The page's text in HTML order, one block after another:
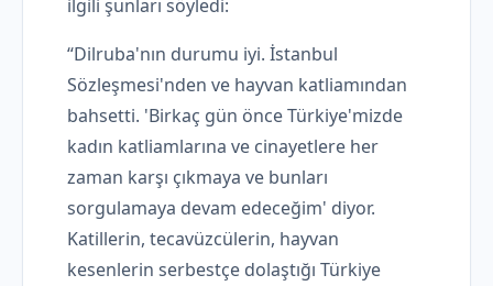
ilgili şunları söyledi:
“Dilruba'nın durumu iyi. İstanbul
Sözleşmesi'nden ve hayvan katliamından
bahsetti. 'Birkaç gün önce Türkiye'mizde
kadın katliamlarına ve cinayetlere her
zaman karşı çıkmaya ve bunları
sorgulamaya devam edeceğim' diyor.
Katillerin, tecavüzcülerin, hayvan
kesenlerin serbestçe dolaştığı Türkiye